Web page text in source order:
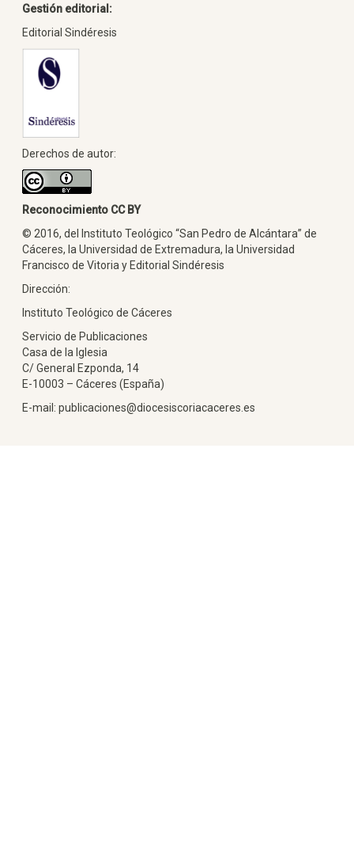
Gestión editorial:
Editorial Sindéresis
Derechos de autor:
Reconocimiento CC BY
© 2016, del Instituto Teológico “San Pedro de Alcántara” de
Cáceres, la Universidad de Extremadura, la Universidad
Francisco de Vitoria y Editorial Sindéresis
Dirección:
Instituto Teológico de Cáceres
Servicio de Publicaciones
Casa de la Iglesia
C/ General Ezponda, 14
E-10003 – Cáceres (España)
E-mail: publicaciones@diocesiscoriacaceres.es